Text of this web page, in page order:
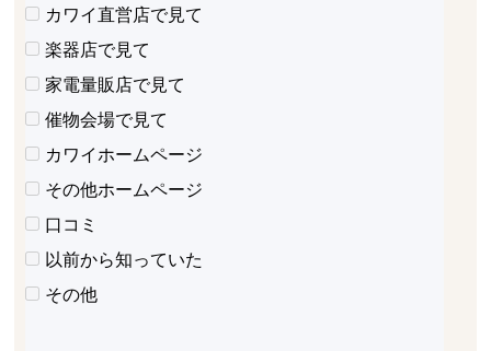
カワイ直営店で見て
楽器店で見て
家電量販店で見て
催物会場で見て
カワイホームページ
その他ホームページ
口コミ
以前から知っていた
その他